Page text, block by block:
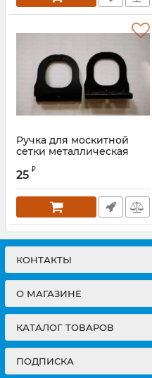
Ручка для москитной
сетки металлическая
25 ₽
КОНТАКТЫ
О МАГАЗИНЕ
КАТАЛОГ ТОВАРОВ
ПОДПИСКА